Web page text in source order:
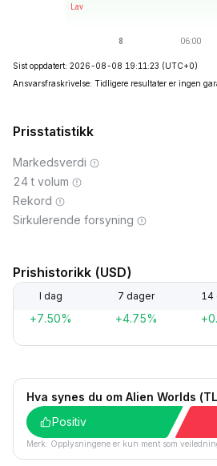
Sist oppdatert: 2026-08-08 19:11:23 (UTC+0)
Ansvarsfraskrivelse: Tidligere resultater er ingen
Prisstatistikk
Markedsverdi
24 t volum
Rekord
Sirkulerende forsyning
Prishistorikk (USD)
I dag 7 dager 14
+7.50% +4.75%
Hva synes du om Alien Worlds
Positiv
Merk: Opplysningene er kun ment som